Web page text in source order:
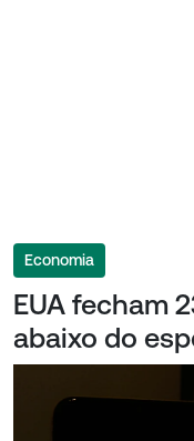
Economia
EUA fecham
abaixo do